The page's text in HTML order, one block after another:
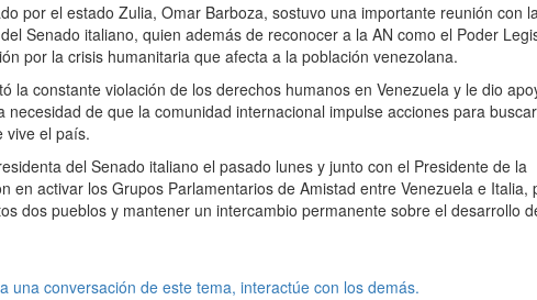
por el estado Zulia, Omar Barboza, sostuvo una importante reunión con
Senado italiano, quien además de reconocer a la AN como el Poder
por la crisis humanitaria que afecta a la población venezolana.
la constante violación de los derechos humanos en Venezuela y le dio
de que la comunidad internacional impulse acciones para
vive el país.
del Senado italiano el pasado lunes y junto con el Presidente de la
en activar los Grupos Parlamentarios de Amistad entre Venezuela e Italia,
dos pueblos y mantener un intercambio permanente sobre el desarrollo
una conversación de este tema, interactúe con los demás.